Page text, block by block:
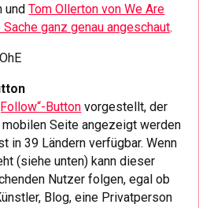
undTom Ollerton von We Are
ganz genau angeschaut.
Button vorgestellt, der
Seite angezeigt werden
in 39 Ländern verfügbar. Wenn
(siehe unten) kann dieser
Nutzer folgen, egal ob
Blog, eine Privatperson